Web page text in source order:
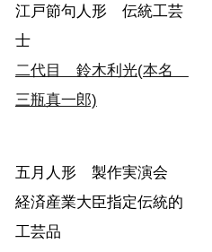
江戸節句人形 伝統工芸
士
二代目 鈴木利光(本名
三瓶真一郎)
五月人形 製作実演会
経済産業大臣指定伝統的
工芸品